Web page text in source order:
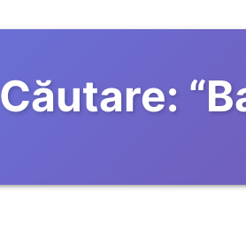
Căutare: “